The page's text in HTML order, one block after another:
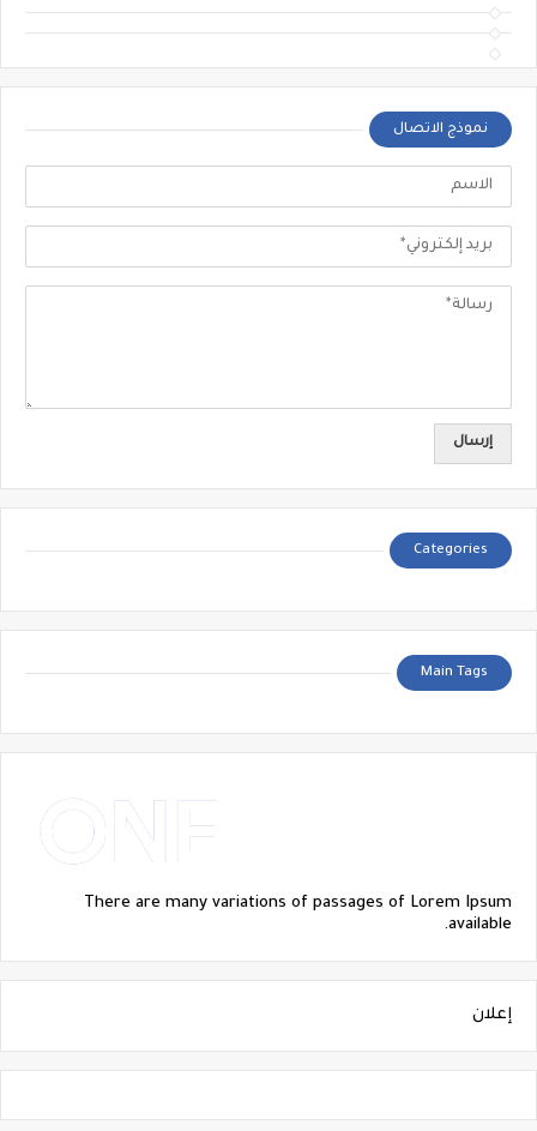
نموذج الاتصال
Categories
Main Tags
There are many variations of passages of Lorem Ipsum
available.
إعلان